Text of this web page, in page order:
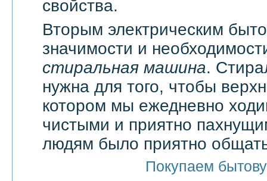
свойства.
Вторым электрическим
значимости и
стиральная машина.
нужна для того, чтобы
котором мы ежедневно
чистыми и приятно
людям было приятно
Покупаем